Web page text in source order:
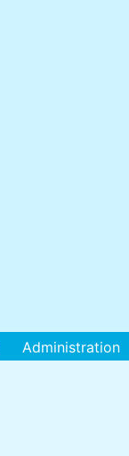
Administration